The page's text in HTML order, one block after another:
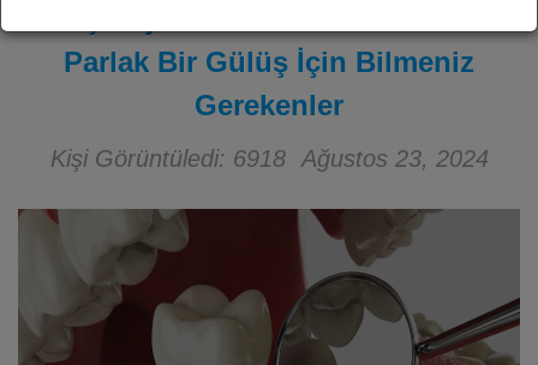
Parlak Bir Gülüş İçin Bilmeniz
Gerekenler
Kişi Görüntüledi: 6918 Ağustos 23, 2024